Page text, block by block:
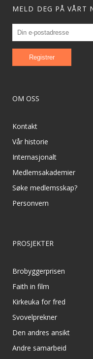
MELD DEG PÅ VÅRT
OM OSS
Kontakt
Vår historie
Internasjonalt
Medlemsakademier
Søke medlemsskap?
Personvern
PROSJEKTER
Brobyggerprisen
Faith in film
Kirkeuka for fred
Svovelprekner
Den andres ansikt
Andre samarbeid